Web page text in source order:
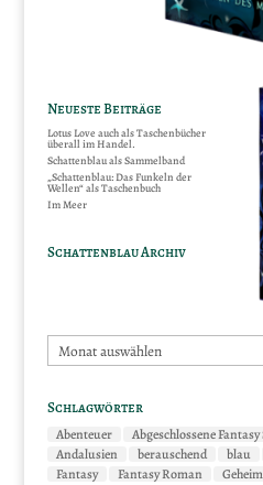
Neueste Beiträge
Lotus Love auch als Taschenbücher
überall im Handel.
Schattenblau als Sammelband
„Schattenblau: Das Funkeln der
Wellen“ als Taschenbuch
Im Meer
Schattenblau Archiv
Schattenblau
Archiv
Schlagwörter
Abenteuer Abgeschlossene Fantasy
Andalusien
berauschend blau
Fantasy
Fantasy Roman